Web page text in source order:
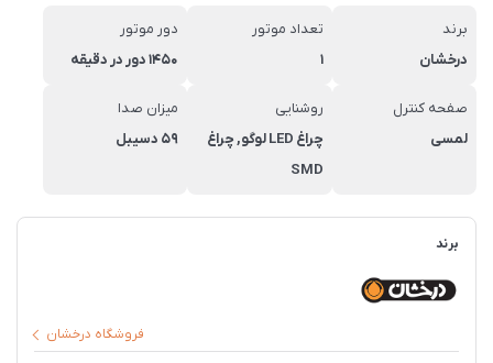
برند
درخشان
تعداد موتور
1
دور موتور
1450 دور در دقیقه
صفحه کنترل
لمسی
روشنایی
چراغ LED لوگو, چراغ
SMD
میزان صدا
59 دسیبل
برند
فروشگاه درخشان